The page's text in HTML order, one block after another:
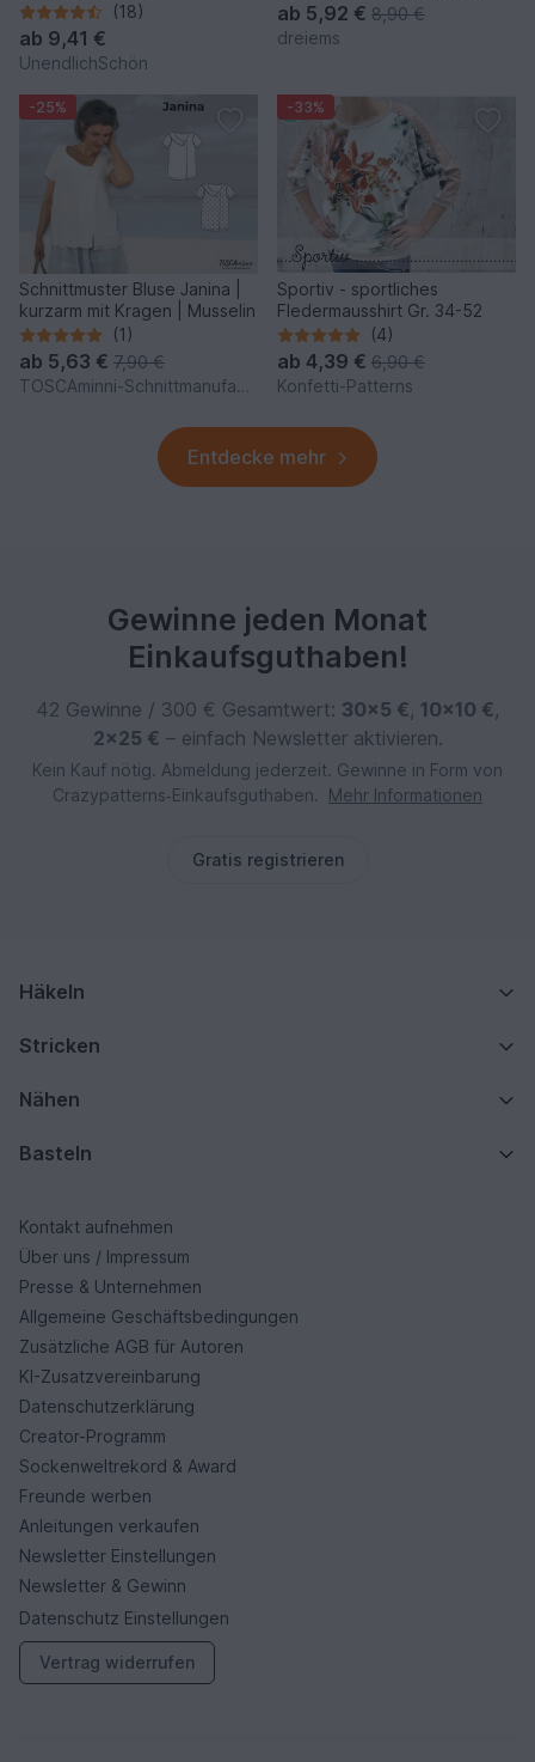
(18)
ab 9,41 €
UnendlichSchön
ab 5,92 € 8,90 €
dreiems
-25%
Schnittmuster Bluse Janina |
kurzarm mit Kragen | Musselin
(1)
ab 5,63 € 7,90 €
TOSCAminni-Schnittmanufaktur
-33%
Sportiv - sportliches
Fledermausshirt Gr. 34-52
(4)
ab 4,39 € 6,90 €
Konfetti-Patterns
Entdecke mehr
Gewinne jeden Monat
Einkaufsguthaben!
42 Gewinne / 300 € Gesamtwert: 30×5 €, 10×10 €,
2×25 € – einfach Newsletter aktivieren.
Kein Kauf nötig. Abmeldung jederzeit. Gewinne in Form von
Crazypatterns‑Einkaufsguthaben.
Mehr Informationen
Gratis registrieren
Häkeln
Stricken
Nähen
Basteln
Kontakt aufnehmen
Über uns / Impressum
Presse & Unternehmen
Allgemeine Geschäftsbedingungen
Zusätzliche AGB für Autoren
KI-Zusatzvereinbarung
Datenschutzerklärung
Creator-Programm
Sockenweltrekord & Award
Freunde werben
Anleitungen verkaufen
Newsletter Einstellungen
Newsletter & Gewinn
Datenschutz Einstellungen
Vertrag widerrufen